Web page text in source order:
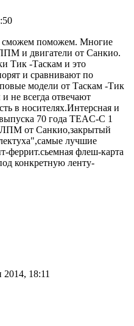
сможем поможем. Многие
и двигатели от Санкио.
Тик -Таскам и это
и сравнивают по
модели от Таскам -Тик
не всегда отвечают
в носителях.Интерсная и
70 года TEAC-C 1
от Санкио,закрытый
лучшие
феррит.сьемная флеш-карта
конкретную ленту-
18:11